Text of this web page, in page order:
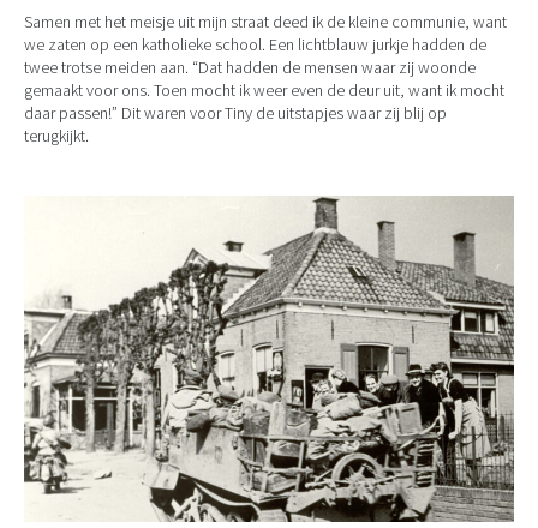
Samen met het meisje uit mijn straat deed ik de kleine communie, want
we zaten op een katholieke school. Een lichtblauw jurkje hadden de
twee trotse meiden aan. “Dat hadden de mensen waar zij woonde
gemaakt voor ons. Toen mocht ik weer even de deur uit, want ik mocht
daar passen!” Dit waren voor Tiny de uitstapjes waar zij blij op
terugkijkt.